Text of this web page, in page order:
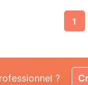
1
?